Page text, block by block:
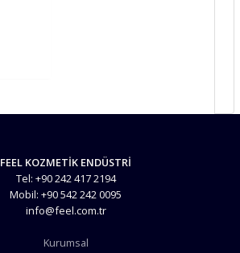
FEEL KOZMETİK ENDÜSTRİ
Tel: +90 242 417 2194
Mobil: +90 542 242 0095
info@feel.com.tr
Kurumsal